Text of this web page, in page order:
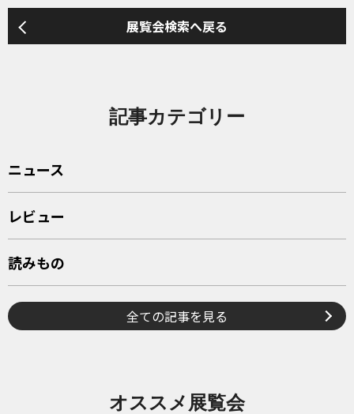
展覧会検索へ戻る
記事カテゴリー
ニュース
レビュー
読みもの
全ての記事を見る
オススメ展覧会